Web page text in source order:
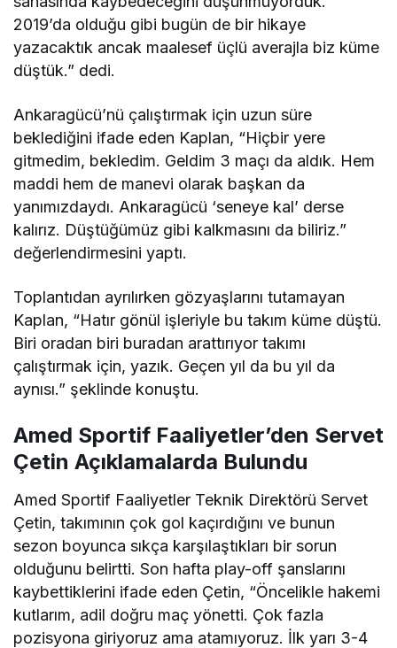
2019’da olduğu gibi bugün de bir hikaye
yazacaktık ancak maalesef üçlü averajla biz küme
düştük.” dedi.
Ankaragücü’nü çalıştırmak için uzun süre
beklediğini ifade eden Kaplan, “Hiçbir yere
gitmedim, bekledim. Geldim 3 maçı da aldık. Hem
maddi hem de manevi olarak başkan da
yanımızdaydı. Ankaragücü ‘seneye kal’ derse
kalırız. Düştüğümüz gibi kalkmasını da biliriz.”
değerlendirmesini yaptı.
Toplantıdan ayrılırken gözyaşlarını tutamayan
Kaplan, “Hatır gönül işleriyle bu takım küme düştü.
Biri oradan biri buradan arattırıyor takımı
çalıştırmak için, yazık. Geçen yıl da bu yıl da
aynısı.” şeklinde konuştu.
Amed Sportif Faaliyetler’den Servet
Çetin Açıklamalarda Bulundu
Amed Sportif Faaliyetler Teknik Direktörü Servet
Çetin, takımının çok gol kaçırdığını ve bunun
sezon boyunca sıkça karşılaştıkları bir sorun
olduğunu belirtti. Son hafta play-off şanslarını
kaybettiklerini ifade eden Çetin, “Öncelikle hakemi
kutlarım, adil doğru maç yönetti. Çok fazla
pozisyona giriyoruz ama atamıyoruz. İlk yarı 3-4